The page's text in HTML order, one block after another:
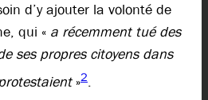
d’y ajouter la volonté de
qui « a récemment tué des
ses propres citoyens dans
»2.